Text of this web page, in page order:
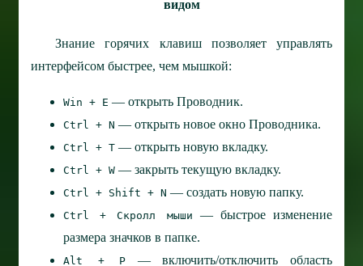
видом
Знание горячих клавиш позволяет управлять
интерфейсом быстрее, чем мышкой:
Win + E — открыть Проводник.
Ctrl + N — открыть новое окно Проводника.
Ctrl + T — открыть новую вкладку.
Ctrl + W — закрыть текущую вкладку.
Ctrl + Shift + N — создать новую папку.
Ctrl + Скролл мыши — быстрое изменение
размера значков в папке.
Alt + P — включить/отключить область